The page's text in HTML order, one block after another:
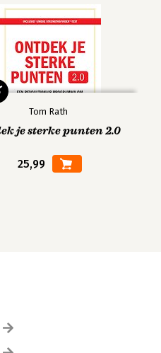
Tom Rath
je sterke punten 2.0
25,99